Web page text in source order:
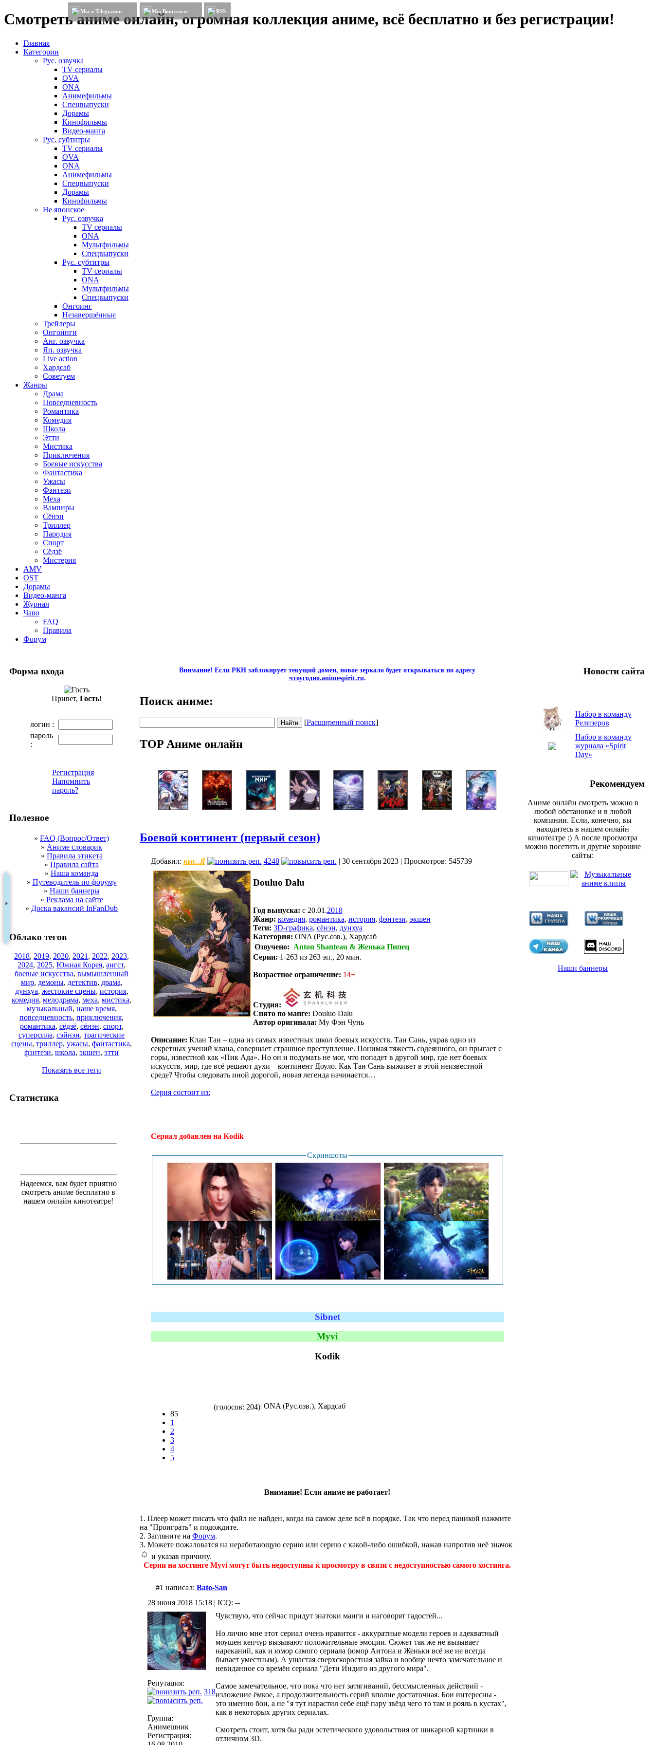
Смотреть аниме онлайн, огромная коллекция аниме, всё бесплатно и без регистрации!
Мы в Telegramm Мы Вконтакте RSS
Главная
Категории
Рус. озвучка
TV сериалы
OVA
ONA
Анимефильмы
Спецвыпуски
Дорамы
Кинофильмы
Видео-манга
Рус. субтитры
TV сериалы
OVA
ONA
Анимефильмы
Спецвыпуски
Дорамы
Кинофильмы
Не японское
Рус. озвучка
TV сериалы
ONA
Мультфильмы
Спецвыпуски
Рус. субтитры
TV сериалы
ONA
Мультфильмы
Спецвыпуски
Онгоинг
Незавершённые
Трейлеры
Онгоинги
Анг. озвучка
Яп. озвучка
Live action
Хардсаб
Советуем
Жанры
Драма
Повседневность
Романтика
Комедия
Школа
Этти
Мистика
Приключения
Боевые искусства
Фантастика
Ужасы
Фэнтези
Меха
Вампиры
Сёнэн
Триллер
Пародия
Спорт
Сёдзё
Мистерия
AMV
OST
Дорамы
Видео-манга
Журнал
Чаво
FAQ
Правила
Форум
Форма входа
Привет, Гость!
логин :
пароль
:
Регистрация
Напомнить
пароль?
Полезное
» FAQ (Вопрос/Ответ)
» Аниме словарик
» Правила этикета
» Правила сайта
» Наша команда
» Путеводитель по форуму
» Наши баннеры
» Реклама на сайте
» Доска вакансий InFanDub
Облако тегов
2018, 2019, 2020, 2021 , 2022, 2023,
2024, 2025, Южная Корея, ангст,
боевые искусства, вымышленный
мир, демоны, детектив, драма,
дунхуа, жестокие сцены, история,
комедия, мелодрама, меха, мистика,
музыкальный, наше время,
повседневность, приключения,
романтика, сёдзё, сёнэн, спорт,
суперсила, сэйнэн, трагические
сцены, триллер, ужасы, фантастика,
фэнтези, школа, экшен, этти
Показать все теги
Статистика
Надеемся, вам будет приятно
смотреть аниме бесплатно в
нашем онлайн кинотеатре!
Внимание! Если РКН заблокирует текущий домен, новое зеркало будет открываться по адресу
чтоугодно.animespirit.ru.
Поиск аниме:
[Расширенный поиск]
TOP Аниме онлайн
Боевой континент (первый сезон)
Добавил: кыс..Я 4248 | 30 сентября 2023 | Просмотров: 545739
Douluo Dalu
Год выпуска: c 20.01.2018
Жанр: комедия, романтика, история, фэнтези, экшен
Теги: 3D-графика, сёнэн, дунхуа
Категория: ONA (Рус.озв.), Хардсаб
Озвучено: Anton Shanteau & Женька Пипец
Серии: 1-263 из 263 эп., 20 мин.
Возрастное ограничение: 14+
Студия:
Снято по манге: Douluo Dalu
Автор оригинала: Му Фэн Чунь
Описание: Клан Тан – одна из самых известных школ боевых искусств. Тан Сань, украв одно из
секретных учений клана, совершает страшное преступление. Понимая тяжесть содеянного, он прыгает с
горы, известной как «Пик Ада». Но он и подумать не мог, что попадет в другой мир, где нет боевых
искусств, мир, где всё решают духи – континент Доуло. Как Тан Сань выживет в этой неизвестной
среде? Чтобы следовать иной дорогой, новая легенда начинается…
Серия состоит из:
Сериал добавлен на Kodik
Скриншоты
Sibnet
Myvi
Kodik
85
1
2
3
4
5
(голосов: 204)| ONA (Рус.озв.), Хардсаб
Внимание! Если аниме не работает!
1. Плеер может писать что файл не найден, когда на самом деле всё в порядке. Так что перед паникой нажмите
на "Проиграть" и подождите.
2. Загляните на Форум.
3. Можете пожаловатся на неработающую серию или серию с какой-либо ошибкой, нажав напротив неё значок
и указав причину.
Серии на хостинге Myvi могут быть недоступны к просмотру в связи с недоступностью самого хостинга.
#1 написал: Bato-San
28 июня 2018 15:18 | ICQ: --
Репутация:
318
Группа:
Анимешник
Регистрация:
Чувствую, что сейчас придут знатоки манги и наговорят гадостей...
Но лично мне этот сериал очень нравится - аккуратные модели героев и адекватный
моушен кепчур вызывают положительные эмоции. Сюжет так же не вызывает
нареканий, как и юмор самого сериала (юмор Антона и Женьки всё же не всегда
бывает уместным). А ушастая сверхскоростная зайка и вообще нечто замечательное и
невиданное со времён сериала "Дети Индиго из другого мира".
Самое замечательное, что пока что нет затягиваний, бессмысленных действий -
изложение ёмкое, а продолжительность серий вполне достаточная. Бои интересны -
это именно бои, а не "я тут нарастил себе ещё пару звёзд чего то там и рояль в кустах",
как в некоторых других сериалах.
Смотреть стоит, хотя бы ради эстетического удовольствия от шикарной картинки в
отличном 3D.
Новости сайта
Набор в команду
Релизеров
Набор в команду
журнала «Spirit
Day»
Рекомендуем
Аниме онлайн смотреть можно в
любой обстановке и в любой
компании. Если, конечно, вы
находитесь в нашем онлайн
кинотеатре :) А после просмотра
можно посетить и другие хорошие
сайты:
Наши баннеры